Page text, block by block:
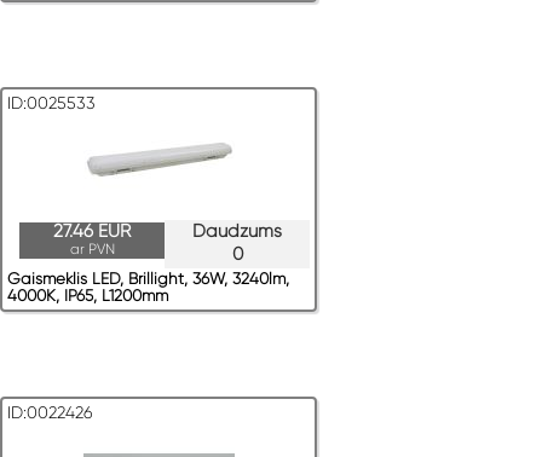
ID:0025533
Daudzums
0
27.46 EUR
ar PVN
Gaismeklis LED, Brillight, 36W, 3240lm,
4000K, IP65, L1200mm
ID:0022426